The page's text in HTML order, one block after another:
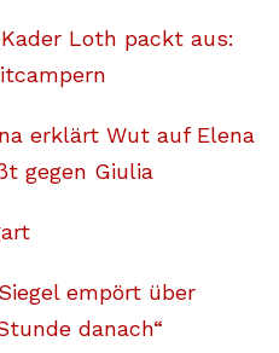
Loth packt aus:
erklärt Wut auf Elena
gegen Giulia
empört über
danach“